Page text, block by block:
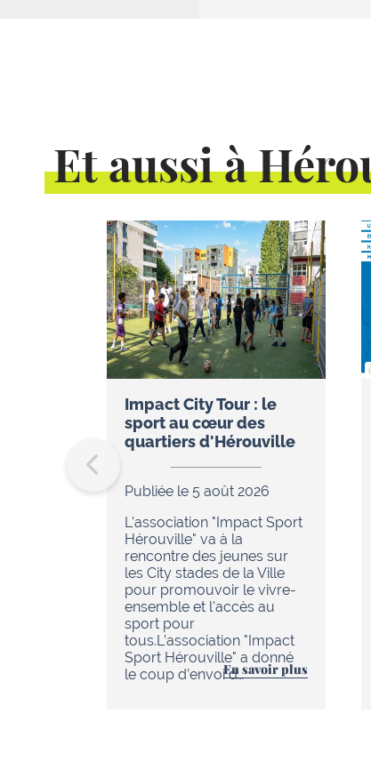
Et aussi à
Impact City Tour : le
sport au cœur des
quartiers d'Hérouville
Publiée le 5 août 2026
L'association "Impact Sport
Hérouville" va à la
rencontre des jeunes sur
les City stades de la Ville
pour promouvoir le vivre-
ensemble et l'accès au
sport pour
tous.L’association "Impact
Sport Hérouville" a donné
le coup d’envoi d…En savoir plus